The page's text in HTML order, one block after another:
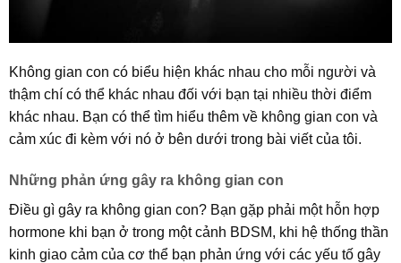
Không gian con có biểu hiện khác nhau cho mỗi người và
thậm chí có thể khác nhau đối với bạn tại nhiều thời điểm
khác nhau. Bạn có thể tìm hiểu thêm về không gian con và
cảm xúc đi kèm với nó ở bên dưới trong bài viết của tôi.
Những phản ứng gây ra không gian con
Điều gì gây ra không gian con? Bạn gặp phải một hỗn hợp
hormone khi bạn ở trong một cảnh BDSM, khi hệ thống thần
kinh giao cảm của cơ thể bạn phản ứng với các yếu tố gây